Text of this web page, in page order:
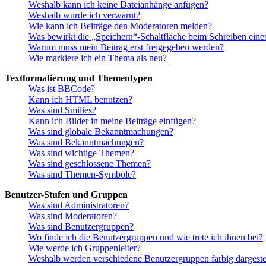
Weshalb kann ich keine Dateianhänge anfügen?
Weshalb wurde ich verwarnt?
Wie kann ich Beiträge den Moderatoren melden?
Was bewirkt die „Speichern“-Schaltfläche beim Schreiben
Warum muss mein Beitrag erst freigegeben werden?
Wie markiere ich ein Thema als neu?
Textformatierung und Thementypen
Was ist BBCode?
Kann ich HTML benutzen?
Was sind Smilies?
Kann ich Bilder in meine Beiträge einfügen?
Was sind globale Bekanntmachungen?
Was sind Bekanntmachungen?
Was sind wichtige Themen?
Was sind geschlossene Themen?
Was sind Themen-Symbole?
Benutzer-Stufen und Gruppen
Was sind Administratoren?
Was sind Moderatoren?
Was sind Benutzergruppen?
Wo finde ich die Benutzergruppen und wie trete ich ihnen bei?
Wie werde ich Gruppenleiter?
Weshalb werden verschiedene Benutzergruppen farbig